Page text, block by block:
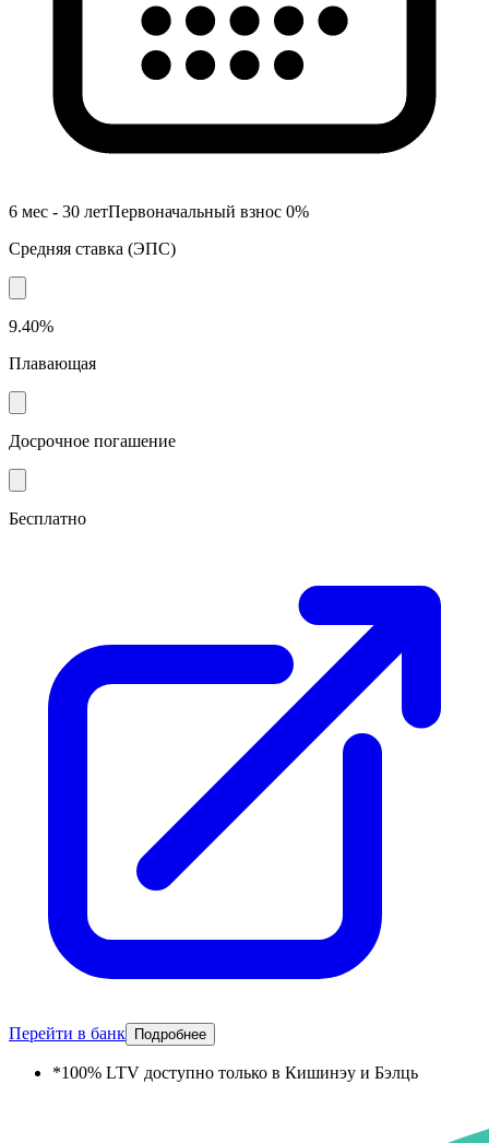
6 мес - 30 летПервоначальный взнос 0%
Средняя ставка (ЭПС)
9.40%
Плавающая
Досрочное погашение
Бесплатно
Перейти в банк Подробнее
*100% LTV доступно только в Кишинэу и Бэлць